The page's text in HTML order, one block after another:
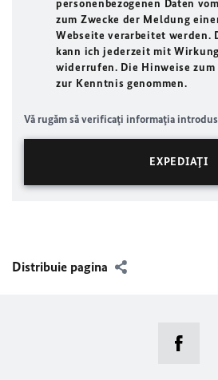
personenbezogenen Daten
zum Zwecke der Meldung
Webseite verarbeitet werden.
kann ich jederzeit mit
widerrufen. Die Hinweise zum
zur Kenntnis genommen.
Vă rugăm să verificaţi informaţia
Distribuie pagina